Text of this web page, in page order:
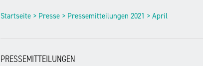
Startseite > Presse > Pressemitteilungen 2021 > April
PRESSEMITTEILUNGEN